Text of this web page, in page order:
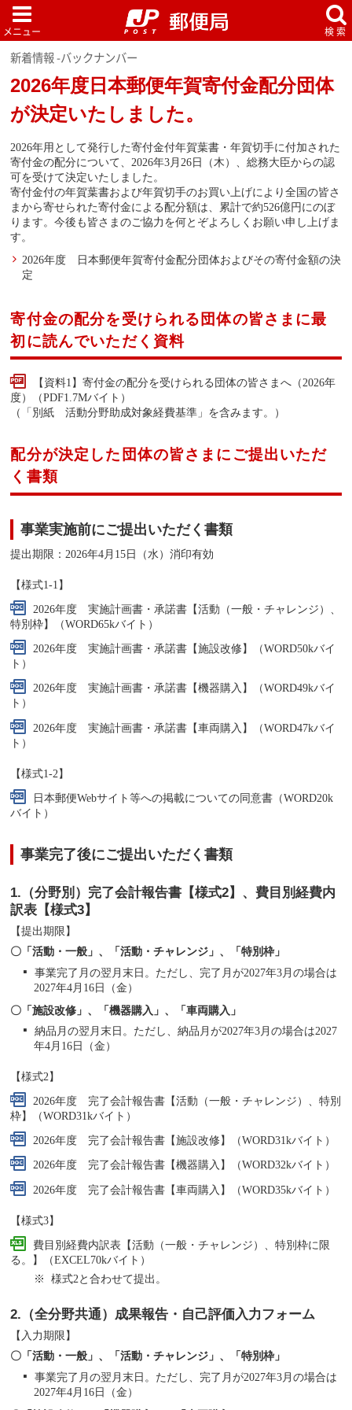
新着情報 -バックナンバー
2026年度日本郵便年賀寄付金配分団体
が決定いたしました。
2026年用として発行した寄付金付年賀葉書・年賀切手に付加された
寄付金の配分について、2026年3月26日（木）、総務大臣からの認
可を受けて決定いたしました。
寄付金付の年賀葉書および年賀切手のお買い上げにより全国の皆さ
まから寄せられた寄付金による配分額は、累計で約526億円にのぼ
ります。今後も皆さまのご協力を何とぞよろしくお願い申し上げま
す。
2026年度 日本郵便年賀寄付金配分団体およびその寄付金額の決
定
寄付金の配分を受けられる団体の皆さまに最
初に読んでいただく資料
【資料1】寄付金の配分を受けられる団体の皆さまへ（2026年
度）（PDF1.7Mバイト）
（「別紙 活動分野助成対象経費基準」を含みます。）
配分が決定した団体の皆さまにご提出いただ
く書類
事業実施前にご提出いただく書類
提出期限：2026年4月15日（水）消印有効
【様式1-1】
2026年度 実施計画書・承諾書【活動（一般・チャレンジ）、
特別枠】（WORD65kバイト）
2026年度 実施計画書・承諾書【施設改修】（WORD50kバイ
ト）
2026年度 実施計画書・承諾書【機器購入】（WORD49kバイ
ト）
2026年度 実施計画書・承諾書【車両購入】（WORD47kバイ
ト）
【様式1-2】
日本郵便Webサイト等への掲載についての同意書（WORD20k
バイト）
事業完了後にご提出いただく書類
1.（分野別）完了会計報告書【様式2】、費目別経費内
訳表【様式3】
【提出期限】
〇「活動・一般」、「活動・チャレンジ」、「特別枠」
事業完了月の翌月末日。ただし、完了月が2027年3月の場合は
2027年4月16日（金）
〇「施設改修」、「機器購入」、「車両購入」
納品月の翌月末日。ただし、納品月が2027年3月の場合は2027
年4月16日（金）
【様式2】
2026年度 完了会計報告書【活動（一般・チャレンジ）、特別
枠】（WORD31kバイト）
2026年度 完了会計報告書【施設改修】（WORD31kバイト）
2026年度 完了会計報告書【機器購入】（WORD32kバイト）
2026年度 完了会計報告書【車両購入】（WORD35kバイト）
【様式3】
費目別経費内訳表【活動（一般・チャレンジ）、特別枠に限
る。】（EXCEL70kバイト）
様式2と合わせて提出。
2.（全分野共通）成果報告・自己評価入力フォーム
【入力期限】
〇「活動・一般」、「活動・チャレンジ」、「特別枠」
事業完了月の翌月末日。ただし、完了月が2027年3月の場合は
2027年4月16日（金）